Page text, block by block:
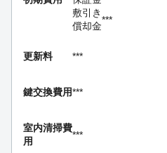
敷引き
償却金
***
更新料 ***
鍵交換費用***
室内清掃費
用
***